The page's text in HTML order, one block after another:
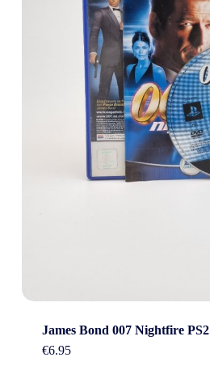
James Bond 007 Nightfire PS2
€6.95